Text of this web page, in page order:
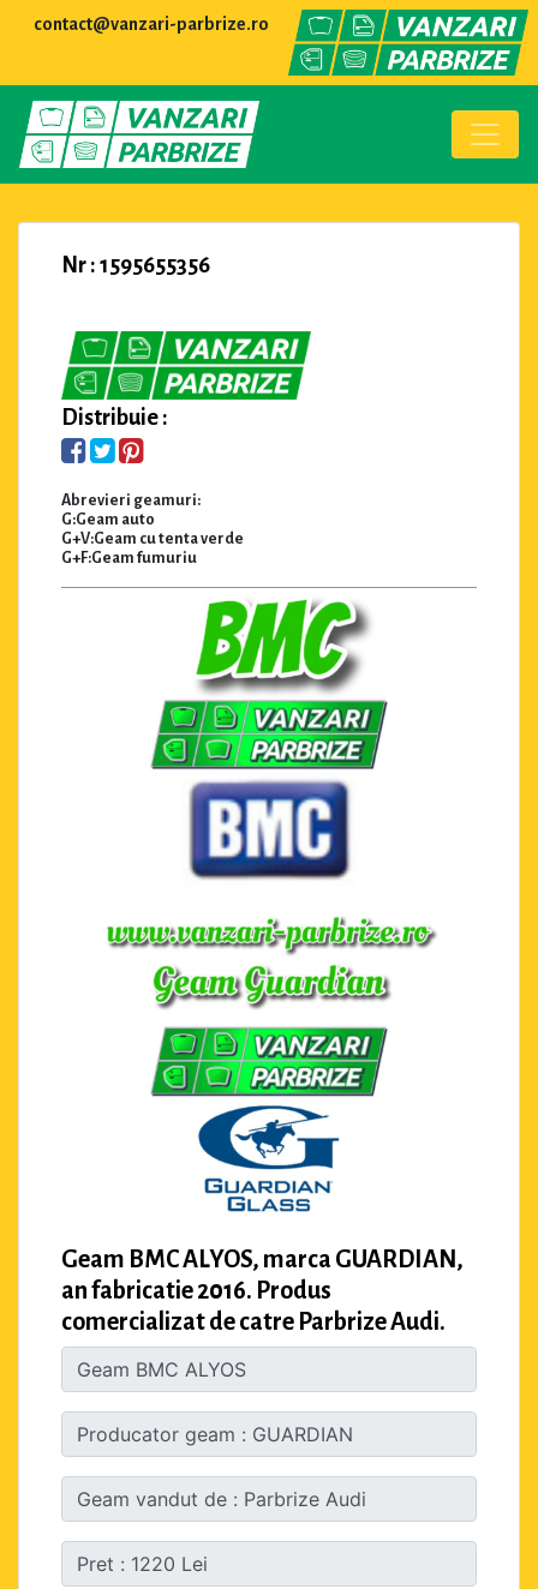
contact@vanzari-parbrize.ro
Nr : 1595655356
Distribuie :
Abrevieri geamuri:
G:Geam auto
G+V:Geam cu tenta verde
G+F:Geam fumuriu
Geam BMC ALYOS, marca GUARDIAN,
an fabricatie 2016. Produs
comercializat de catre Parbrize Audi.